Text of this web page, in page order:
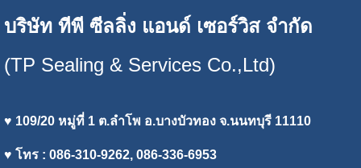
บริษัท ทีพี ซีลลิ่ง แอนด์ เซอร์วิส จำกัด
(TP Sealing & Services Co.,Ltd)
♥ 109/20 หมู่ที่ 1 ต.ลำโพ อ.บางบัวทอง จ.นนทบุรี 11110
♥ โทร : 086-310-9262, 086-336-6953